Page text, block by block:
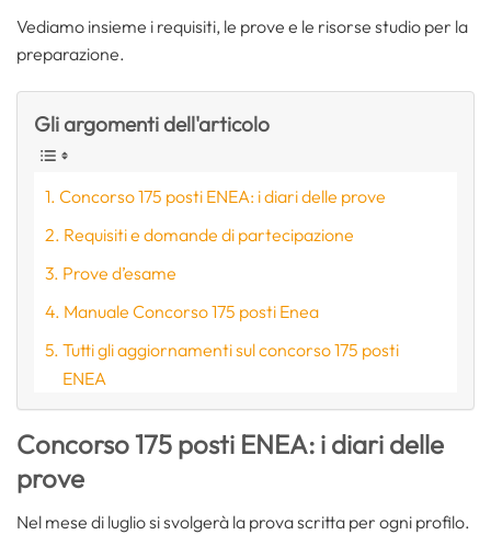
Vediamo insieme i requisiti, le prove e le risorse studio per la
preparazione.
Gli argomenti dell'articolo
Concorso 175 posti ENEA: i diari delle prove
Requisiti e domande di partecipazione
Prove d’esame
Manuale Concorso 175 posti Enea
Tutti gli aggiornamenti sul concorso 175 posti
ENEA
Concorso 175 posti ENEA: i diari delle
prove
Nel mese di luglio si svolgerà la prova scritta per ogni profilo.